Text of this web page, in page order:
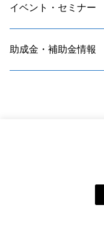
イベント・セミナー
助成金・補助金情報